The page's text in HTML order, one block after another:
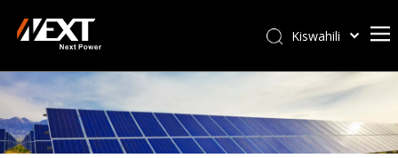
Kiswahili
Italiano
Deutsch